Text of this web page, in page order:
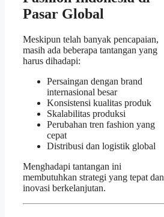
Pasar Global
Meskipun telah banyak pencapaian,
masih ada beberapa tantangan yang
harus dihadapi:
Persaingan dengan brand
internasional besar
Konsistensi kualitas produk
Skalabilitas produksi
Perubahan tren fashion yang
cepat
Distribusi dan logistik global
Menghadapi tantangan ini
membutuhkan strategi yang tepat dan
inovasi berkelanjutan.